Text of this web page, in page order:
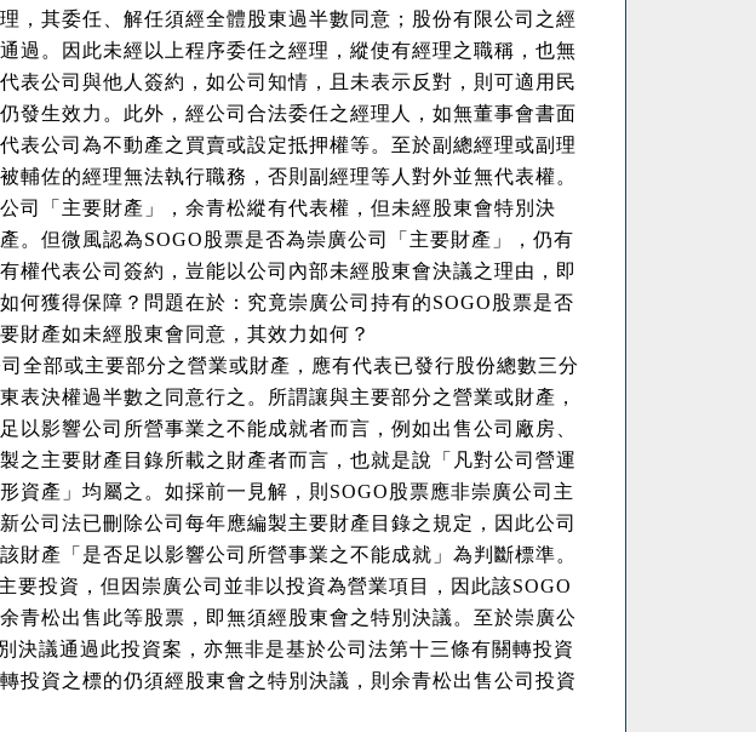
，其委任、解任須經全體股東過半數同意；股份有限公司之經
過。因此未經以上程序委任之經理，縱使有經理之職稱，也無
表公司與他人簽約，如公司知情，且未表示反對，則可適用民
發生效力。此外，經公司合法委任之經理人，如無董事會書面
表公司為不動產之買賣或設定抵押權等。至於副總經理或副理
輔佐的經理無法執行職務，否則副經理等人對外並無代表權。
司「主要財產」，余青松縱有代表權，但未經股東會特別決
。但微風認為SOGO 股票是否為崇廣公司「主要財產」，仍有
權代表公司簽約，豈能以公司內部未經股東會決議之理由，即
何獲得保障？問題在於：究竟崇廣公司持有的SOGO 股票是否
財產如未經股東會同意，其效力如何？
全部或主要部分之營業或財產，應有代表已發行股份總數三分
表決權過半數之同意行之。所謂讓與主要部分之營業或財產，
以影響公司所營事業之不能成就者而言，例如出售公司廠房、
之主要財產目錄所載之財產者而言，也就是說「凡對公司營運
資產」均屬之。如採前一見解，則 SOGO 股票應非崇廣公司主
公司法已刪除公司每年應編製主要財產目錄之規定，因此公司
財產「是否足以影響公司所營事業之不能成就」為判斷標準。
要投資，但因崇廣公司並非以投資為營業項目，因此該SOGO
青松出售此等股票，即無須經股東會之特別決議。至於崇廣公
決議通過此投資案，亦無非是基於公司法第十三條有關轉投資
投資之標的仍須經股東會之特別決議，則余青松出售公司投資